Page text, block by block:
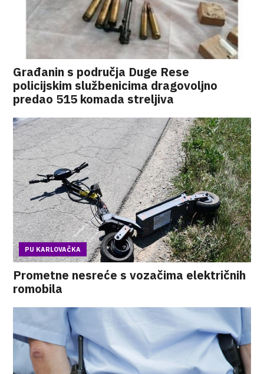
Građanin s područja Duge Rese
policijskim službenicima dragovoljno
predao 515 komada streljiva
PU KARLOVAČKA
Prometne nesreće s vozačima električnih
romobila